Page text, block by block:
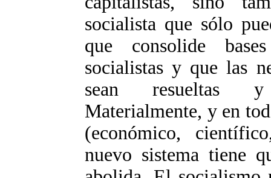
socialista que sólo
que consolide
socialistas y que las
sean resueltas y
Materialmente, y en
(económico,
nuevo sistema tiene